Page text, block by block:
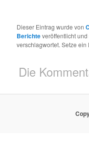
Dieser Eintrag wurde von
Berichteveröffentlicht
verschlagwortet. Setze
Die